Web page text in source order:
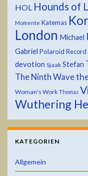
HOL Hounds of
Momente Katemas
London Michael
Gabriel Polaroid Record
devotion Sjaak Stefan
The Ninth Wave
Woman's Work Thomas
Wuthering
KATEGORIEN
Allgemein